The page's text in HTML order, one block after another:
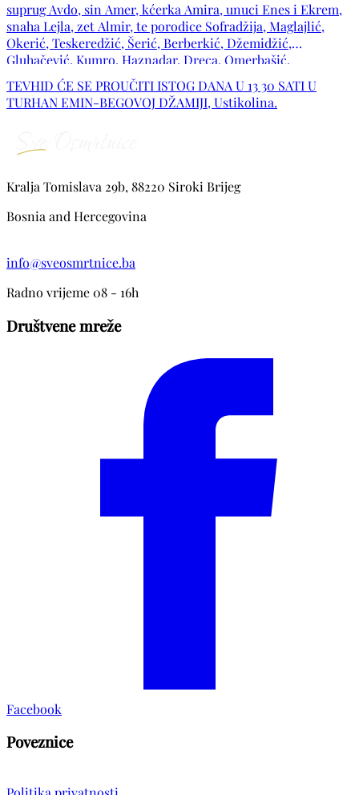
suprug Avdo, sin Amer, kćerka Amira, unuci Enes i Ekrem,
snaha Lejla, zet Almir, te porodice Sofradžija, Maglajlić,
Okerić, Teskeredžić, Šerić, Berberkić, Džemidžić,
Gluhačević, Kumro, Haznadar, Dreca, Omerbašić,
Beganović, Lokvančić, Bilajbegović, Bajraktarević, Mina i
Enver Brajlović, te ostala rodbina, prijatelji i komšije.
TEVHID ĆE SE PROUČITI ISTOG DANA U 13 30 SATI U
TURHAN EMIN-BEGOVOJ DŽAMIJI, Ustikolina.
Kralja Tomislava 29b, 88220 Siroki Brijeg
Bosnia and Hercegovina
info@sveosmrtnice.ba
Radno vrijeme 08 - 16h
Društvene mreže
Facebook
Poveznice